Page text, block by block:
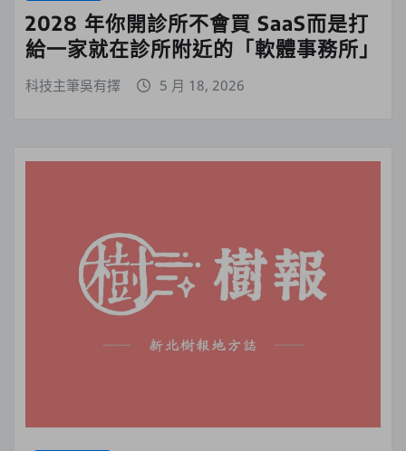
2028 年你開診所不會買 SaaS而是打
給一家就在診所附近的「軟體事務所」
科技主筆吳有擇 5 月 18, 2026